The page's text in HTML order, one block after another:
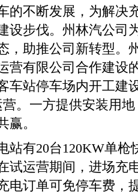
不断发展，为解决
设步伐。州林汽公司
，助推公司新转型。
营有限公司合作建设
车站停车场内开工建
。一方提供安装用
赢。
有20台120KW单枪
试运营期间，进场充
电订单可免停车费，